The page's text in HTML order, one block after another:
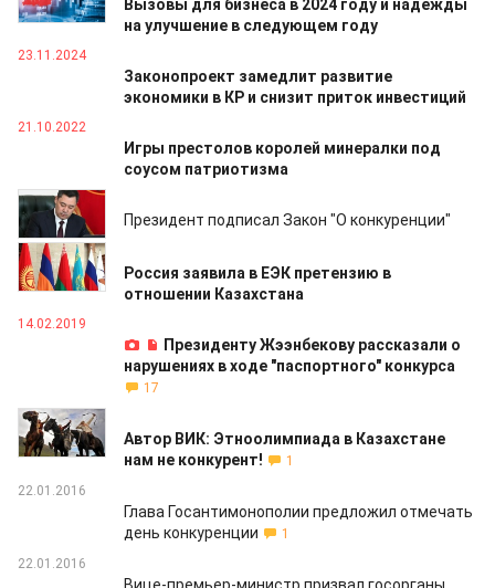
Вызовы для бизнеса в 2024 году и надежды
на улучшение в следующем году
23.11.2024
Законопроект замедлит развитие
экономики в КР и снизит приток инвестиций
21.10.2022
Игры престолов королей минералки под
соусом патриотизма
21.01.2022
Президент подписал Закон "О конкуренции"
03.09.2020
Россия заявила в ЕЭК претензию в
отношении Казахстана
14.02.2019
Президенту Жээнбекову рассказали о
нарушениях в ходе "паспортного" конкурса
17
04.06.2018
Автор ВИК: Этноолимпиада в Казахстане
нам не конкурент!
1
22.01.2016
Глава Госантимонополии предложил отмечать
день конкуренции
1
22.01.2016